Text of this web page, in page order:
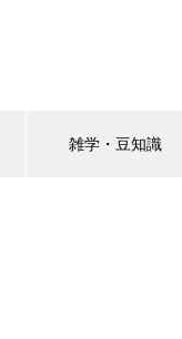
雑学・豆知識